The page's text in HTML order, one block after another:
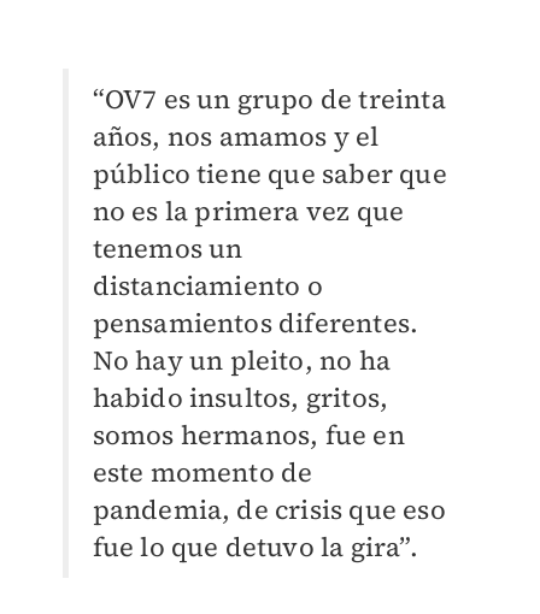
“OV7 es un grupo de treinta
años, nos amamos y el
público tiene que saber que
no es la primera vez que
tenemos un
distanciamiento o
pensamientos diferentes.
No hay un pleito, no ha
habido insultos, gritos,
somos hermanos, fue en
este momento de
pandemia, de crisis que eso
fue lo que detuvo la gira”.